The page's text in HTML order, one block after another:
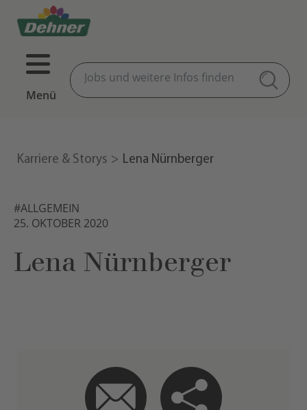
Menü
Karriere & Storys Lena Nürnberger
#ALLGEMEIN
25. OKTOBER 2020
Lena Nürnberger